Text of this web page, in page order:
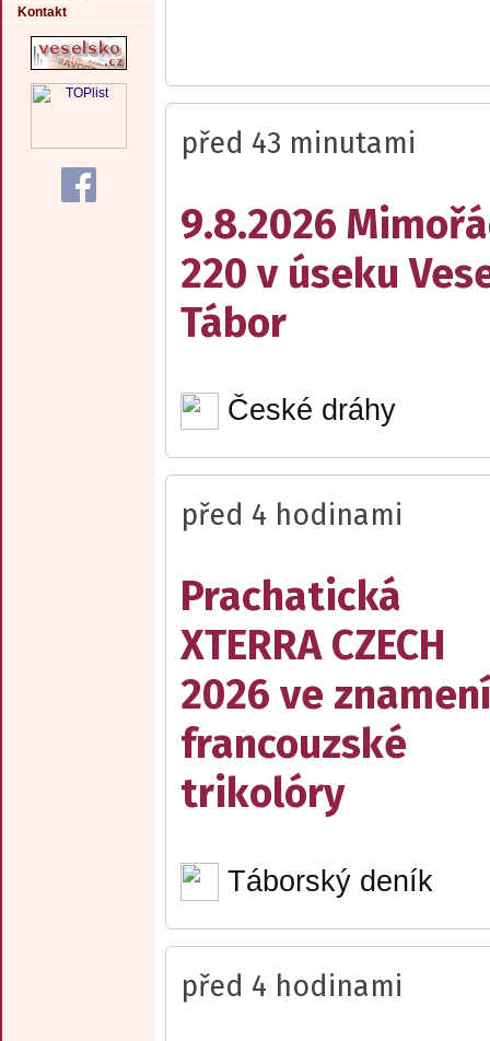
Kontakt
před 43 minutami
9.8.2026
220 v úseku
Tábor
České dráhy
před 4 hodinami
Prachatická
XTERRA CZECH
2026 ve znamení
francouzské
trikolóry
Táborský deník
před 4 hodinami